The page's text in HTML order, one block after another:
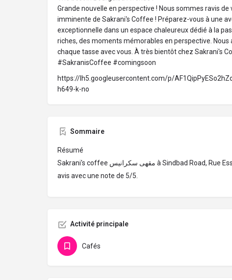
Grande nouvelle en perspective ! Nous sommes ravis
imminente de Sakrani's Coffee ! Préparez-vous à une
exceptionnelle dans un espace chaleureux dédié à la
riches, des moments mémorables en perspective.
chaque tasse avec vous. À très bientôt chez Sakrani's
#SakranisCoffee #comingsoon
https://lh5.googleusercontent.com/p/
h649-k-no
Sommaire
Résumé
Sakrani's coffee مقهى سكرانيس à Sindbad Road, Rue Essindibade، Tunis 1000. 97
avis avec une note de 5/5.
Activité principale
Cafés